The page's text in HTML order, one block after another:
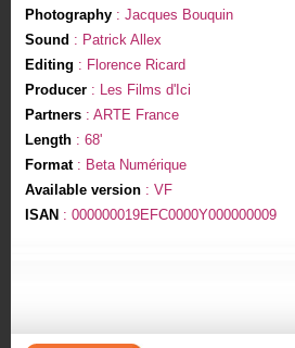
Photography: Jacques Bouquin
Sound : Patrick Allex
Editing : Florence Ricard
Producer: Les Films d'Ici
Partners: ARTE France
Length: 68'
Format: Beta Numérique
Available version: VF
ISAN : 000000019EFC0000Y000000009